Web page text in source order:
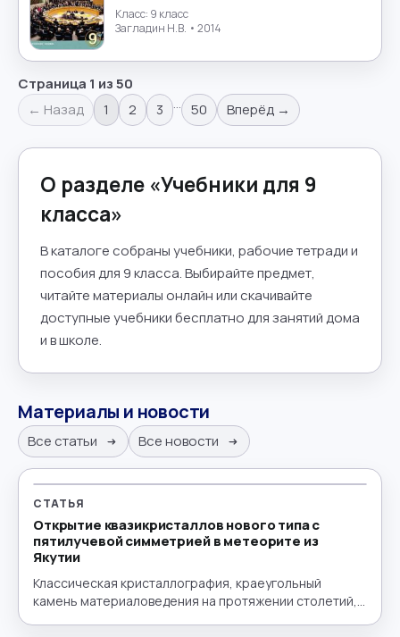
Класс: 9 класс
Загладин Н.В. • 2014
Страница 1 из50
← Назад
1 2 3 … 50 Вперёд →
О разделе «Учебники для 9
класса»
В каталоге собраны учебники, рабочие тетради и
пособия для 9 класса. Выбирайте предмет,
читайте материалы онлайн или скачивайте
доступные учебники бесплатно для занятий дома
и в школе.
Материалы и новости
Все статьи Все новости
СТАТЬЯ
Открытие квазикристаллов нового типа с
пятилучевой симметрией в метеорите из
Якутии
Классическая кристаллография, краеугольный
камень материаловедения на протяжении столетий,